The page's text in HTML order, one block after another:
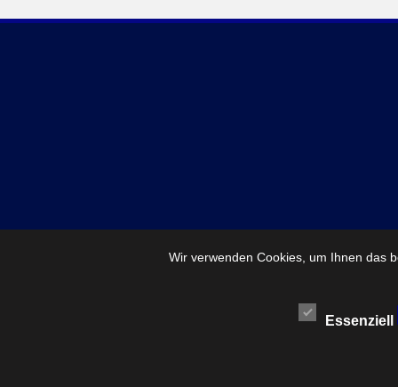
Wir verwenden Cookies, um Ihnen das
Essenziell